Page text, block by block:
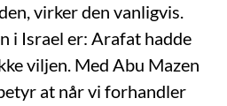
virker den vanligvis.
i Israel er: Arafat hadde
viljen. Med Abu Mazen
at når vi forhandler